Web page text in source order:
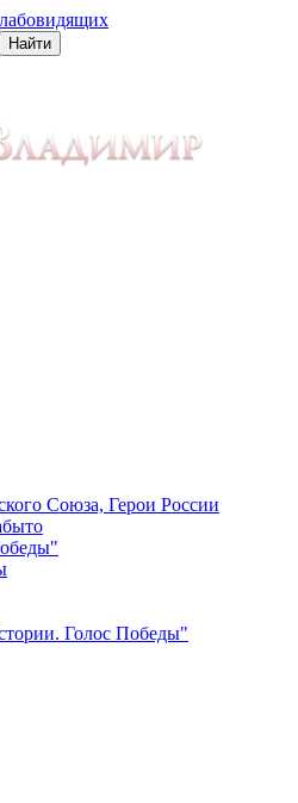
Союза, Герои России
Голос Победы"